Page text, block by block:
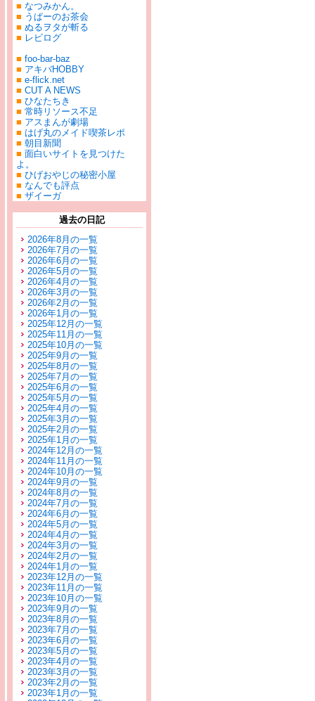
■ なつみかん。
■ うぱーのお茶会
■ ぬるヲタが斬る
■ レビログ
■ foo-bar-baz
■ アキバHOBBY
■ e-flick.net
■ CUT A NEWS
■ ひなたちき
■ 常時リソース不足
■ アスまんが劇場
■ はげ丸のメイド喫茶レポ
■ 朝目新聞
■ 面白いサイトを見つけた
よ。
■ ひげおやじの秘密小屋
■ なんでも評点
■ ザイーガ
過去の日記
2026年8月の一覧
2026年7月の一覧
2026年6月の一覧
2026年5月の一覧
2026年4月の一覧
2026年3月の一覧
2026年2月の一覧
2026年1月の一覧
2025年12月の一覧
2025年11月の一覧
2025年10月の一覧
2025年9月の一覧
2025年8月の一覧
2025年7月の一覧
2025年6月の一覧
2025年5月の一覧
2025年4月の一覧
2025年3月の一覧
2025年2月の一覧
2025年1月の一覧
2024年12月の一覧
2024年11月の一覧
2024年10月の一覧
2024年9月の一覧
2024年8月の一覧
2024年7月の一覧
2024年6月の一覧
2024年5月の一覧
2024年4月の一覧
2024年3月の一覧
2024年2月の一覧
2024年1月の一覧
2023年12月の一覧
2023年11月の一覧
2023年10月の一覧
2023年9月の一覧
2023年8月の一覧
2023年7月の一覧
2023年6月の一覧
2023年5月の一覧
2023年4月の一覧
2023年3月の一覧
2023年2月の一覧
2023年1月の一覧